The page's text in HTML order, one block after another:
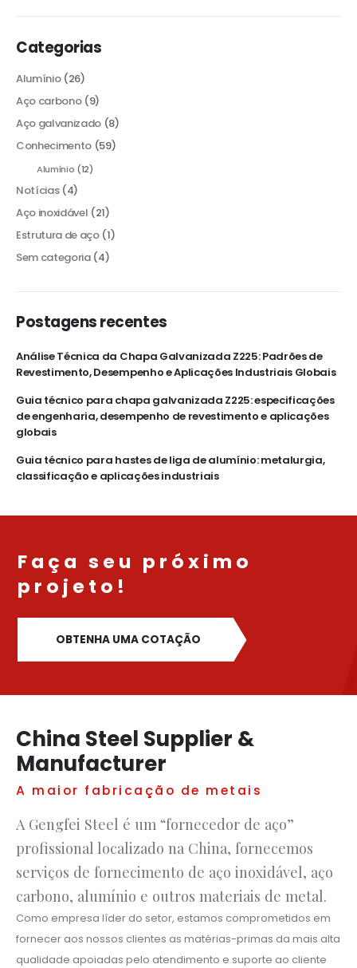
Categorias
Alumínio(26)
Aço carbono(9)
Aço galvanizado (8)
Conhecimento (59)
Alumínio (12)
Notícias(4)
Aço inoxidável (21)
Estrutura de aço(1)
Sem categoria(4)
Postagens recentes
Análise Técnica da Chapa Galvanizada Z225: Padrões de
Revestimento, Desempenho e Aplicações Industriais Globais
Guia técnico para chapa galvanizada Z225: especificações
de engenharia, desempenho de revestimento e aplicações
globais
Guia técnico para hastes de liga de alumínio: metalurgia,
classificação e aplicações industriais
Faça seu próximo
projeto!
OBTENHA UMA COTAÇÃO
China Steel Supplier &
Manufacturer
A maior fabricação de metais
A Gengfei Steel é um “fornecedor de aço”
profissional localizado na China, fornecemos
serviços de fornecimento de aço inoxidável, aço
carbono, alumínio e outros materiais de metal.
Como empresa líder do setor, estamos comprometidos em
fornecer aos nossos clientes as matérias-primas da mais alta
qualidade apoiadas pelo atendimento e suporte ao cliente